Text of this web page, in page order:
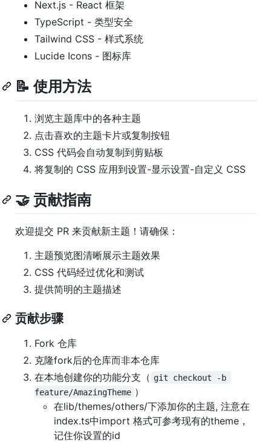
Next.js - React 框架
TypeScript - 类型安全
Tailwind CSS - 样式系统
Lucide Icons - 图标库
📝 使用方法
浏览主题库中的各种主题
点击喜欢的主题卡片或复制按钮
CSS 代码会自动复制到剪贴板
将复制的 CSS 应用到设置-显示设置-自定义 CSS
🤝 贡献指南
欢迎提交 PR 来贡献新主题！请确保：
主题预览图清晰展示主题效果
CSS 代码经过优化和测试
提供简明的主题描述
贡献步骤
Fork 仓库
克隆fork后的仓库而非本仓库
在本地创建你的功能分支（ git checkout -b
feature/AmazingTheme ）
在lib/themes/others/下添加你的主题, 注意在
index.ts中import 格式可参考现有的theme，
记住你设置的id